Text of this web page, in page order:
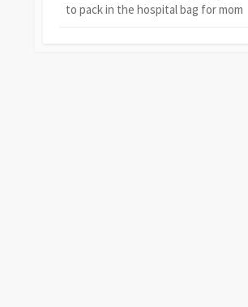
to pack in the hospital bag for mom